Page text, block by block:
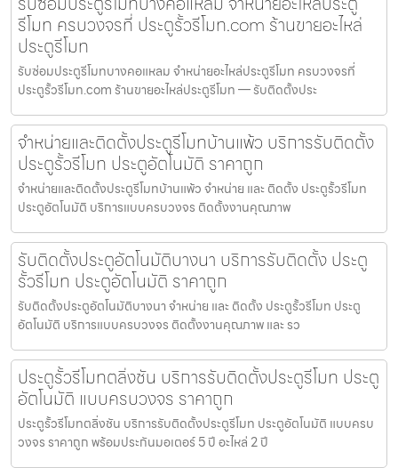
รีโมท ครบวงจรที่ ประตูรั้วรีโมท.com ร้านขายอะไหล่
ประตูรีโมท
รับซ่อมประตูรีโมทบางคอแหลม จำหน่ายอะไหล่ประตูรีโมท ครบวงจรที่
ประตูรั้วรีโมท.com ร้านขายอะไหล่ประตูรีโมท — รับติดตั้งประ
จำหน่ายและติดตั้งประตูรีโมทบ้านแพ้ว บริการรับติดตั้ง
ประตูรั้วรีโมท ประตูอัตโนมัติ ราคาถูก
จำหน่ายและติดตั้งประตูรีโมทบ้านแพ้ว จำหน่าย และ ติดตั้ง ประตูรั้วรีโมท
ประตูอัตโนมัติ บริการแบบครบวงจร ติดตั้งงานคุณภาพ
รับติดตั้งประตูอัตโนมัติบางนา บริการรับติดตั้ง ประตู
รั้วรีโมท ประตูอัตโนมัติ ราคาถูก
รับติดตั้งประตูอัตโนมัติบางนา จำหน่าย และ ติดตั้ง ประตูรั้วรีโมท ประตู
อัตโนมัติ บริการแบบครบวงจร ติดตั้งงานคุณภาพ และ รว
ประตูรั้วรีโมทตลิ่งชัน บริการรับติดตั้งประตูรีโมท ประตู
อัตโนมัติ แบบครบวงจร ราคาถูก
ประตูรั้วรีโมทตลิ่งชัน บริการรับติดตั้งประตูรีโมท ประตูอัตโนมัติ แบบครบ
วงจร ราคาถูก พร้อมประกันมอเตอร์ 5 ปี อะไหล่ 2 ปี